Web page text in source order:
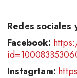
Redes sociales
Facebook:
Instagrtam: